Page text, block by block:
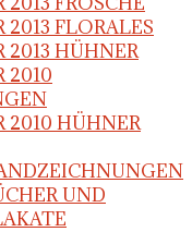
FLORALES
2013 HÜHNER
2010
2010 HÜHNER
UND